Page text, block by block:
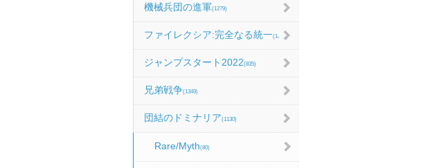
機械兵団の進軍(1279)
ファイレクシア:完全なる統一(1067)
ジャンプスタート2022(835)
兄弟戦争(1349)
団結のドミナリア(1130)
Rare/Myth(80)